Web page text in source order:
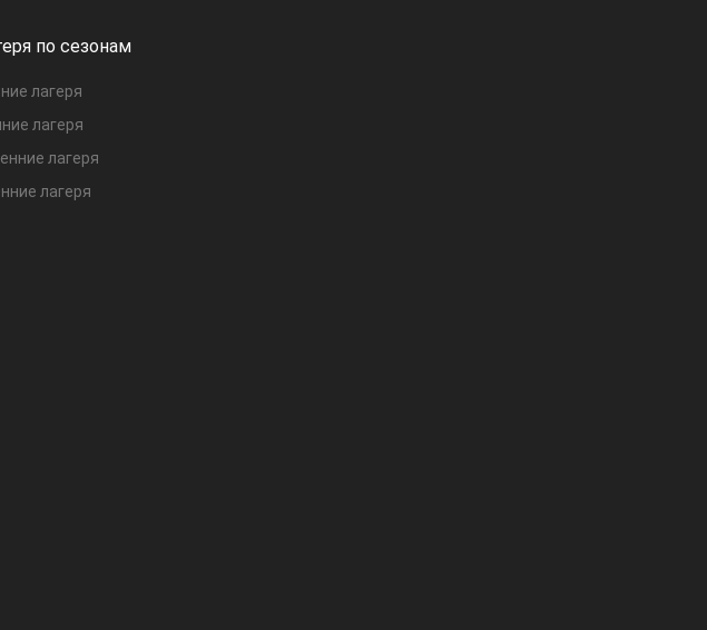
по сезонам
лагеря
лагеря
лагеря
лагеря